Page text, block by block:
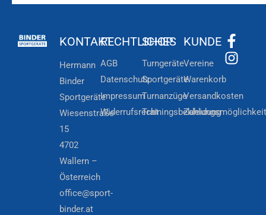
KONTAKT
Hermann
Binder
Sportgeräte
Wiesenstraße
15
4702
Wallern –
Österreich
office@sport-
binder.at
RECHTLICHES
AGB
Datenschutz
Impressum
Widerrufsrecht
SHOP
Turngeräte
Sportgeräte
Turnanzüge
Trainingsbekleidung
KUNDE
Vereine
Warenkorb
Versandkosten